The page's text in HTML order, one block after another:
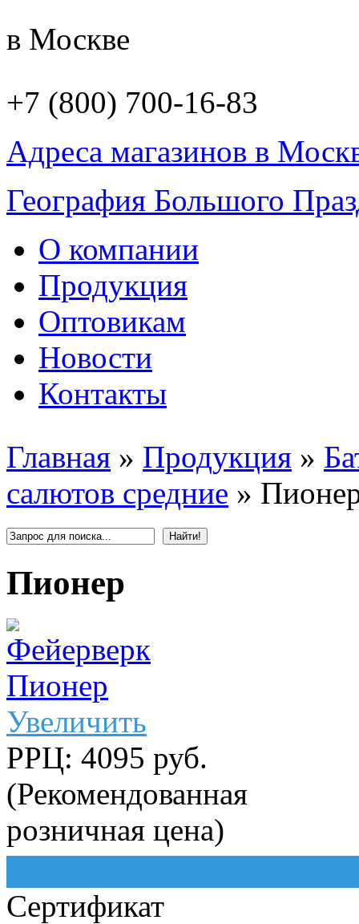
в Москве
+7 (800) 700-16-83
Адреса магазинов в
География Большого
О компании
Продукция
Оптовикам
Новости
Контакты
Главная » Продукция »
салютов средние »
Пионер
Увеличить
РРЦ: 4095 руб.
(Рекомендованная
розничная цена)
Сертификат